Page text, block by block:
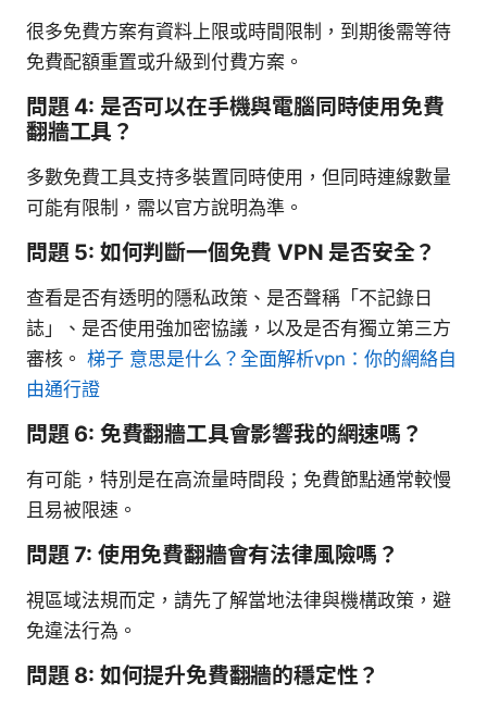
很多免費方案有資料上限或時間限制，到期後需等待
免費配額重置或升級到付費方案。
問題 4: 是否可以在手機與電腦同時使用免費
翻牆工具？
多數免費工具支持多裝置同時使用，但同時連線數量
可能有限制，需以官方說明為準。
問題 5: 如何判斷一個免費 VPN 是否安全？
查看是否有透明的隱私政策、是否聲稱「不記錄日
誌」、是否使用強加密協議，以及是否有獨立第三方
審核。 梯子 意思是什么？全面解析vpn：你的網絡自
由通行證
問題 6: 免費翻牆工具會影響我的網速嗎？
有可能，特別是在高流量時間段；免費節點通常較慢
且易被限速。
問題 7: 使用免費翻牆會有法律風險嗎？
視區域法規而定，請先了解當地法律與機構政策，避
免違法行為。
問題 8: 如何提升免費翻牆的穩定性？